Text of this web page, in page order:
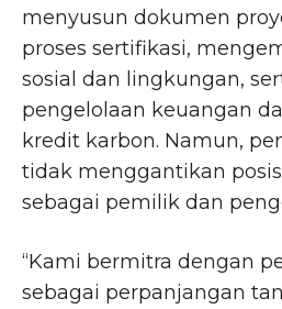
menyusun dokumen
proses sertifikasi,
sosial dan lingkungan,
pengelolaan keuangan
kredit karbon. Namun,
tidak menggantikan
sebagai pemilik dan
“Kami bermitra dengan
sebagai perpanjangan